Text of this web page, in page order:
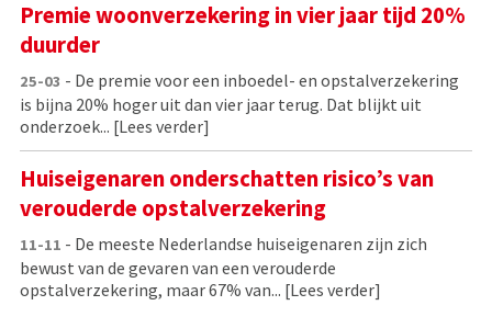
Premie woonverzekering in vier jaar tijd 20%
duurder
25-03 - De premie voor een inboedel- en opstalverzekering
is bijna 20% hoger uit dan vier jaar terug. Dat blijkt uit
onderzoek... [Lees verder]
Huiseigenaren onderschatten risico’s van
verouderde opstalverzekering
11-11 - De meeste Nederlandse huiseigenaren zijn zich
bewust van de gevaren van een verouderde
opstalverzekering, maar 67% van... [Lees verder]